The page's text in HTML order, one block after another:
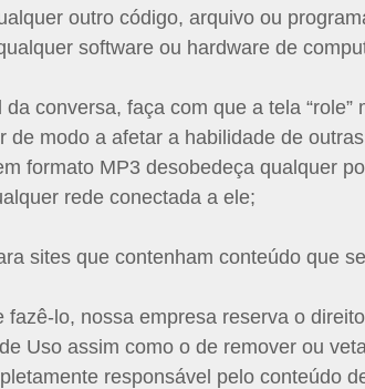
outro código, arquivo ou
software ou hardware de
conversa, faça com que a tela
de modo a afetar a habilidade de
formato MP3 desobedeça qualquer
rede conectada a ele;
sites que contenham conteúdo que
fazê-lo, nossa empresa reserva o
Uso assim como o de remover ou
responsável pelo conteúdo